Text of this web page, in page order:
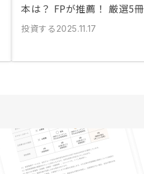
本は？ FPが推薦！ 厳選5冊
投資する 2025.11.17